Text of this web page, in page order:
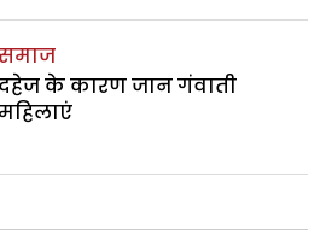
के कारण जान गंवाती